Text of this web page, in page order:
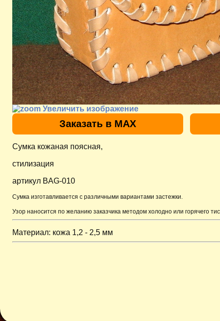
Увеличить изображение
Заказать в MAX
Сумка кожаная поясная,
стилизация
артикул BAG-010
Сумка изготавливается с различными вариантами застежки.
Узор наносится по желанию заказчика методом холодно или горячего
Материал: кожа 1,2 - 2,5 мм